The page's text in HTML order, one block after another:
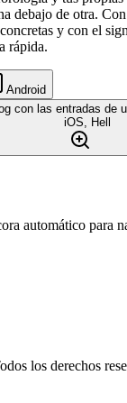
debajo de otra.
y con el
rápida.
Android
automático para
los derechos